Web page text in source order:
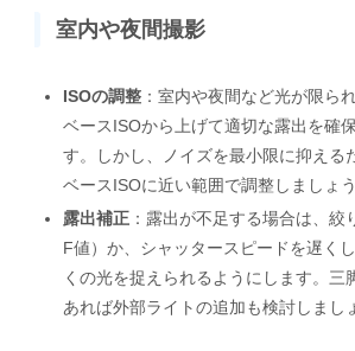
室内や夜間撮影
ISOの調整：室内や夜間など光が限ら
ベースISOから上げて適切な露出を確
す。しかし、ノイズを最小限に抑える
ベースISOに近い範囲で調整しましょう
露出補正：露出が不足する場合は、絞
F値）か、シャッタースピードを遅く
くの光を捉えられるようにします。三
あれば外部ライトの追加も検討しまし